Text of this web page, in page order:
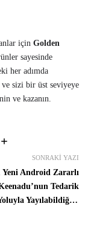
için Golden
sayesinde
her adımda
ve sizi bir üst seviyeye
ve kazanın.
SONRAKI YAZI
Yeni Android Zararlı
Keenadu’nun Tedarik
Yayılabildiğini